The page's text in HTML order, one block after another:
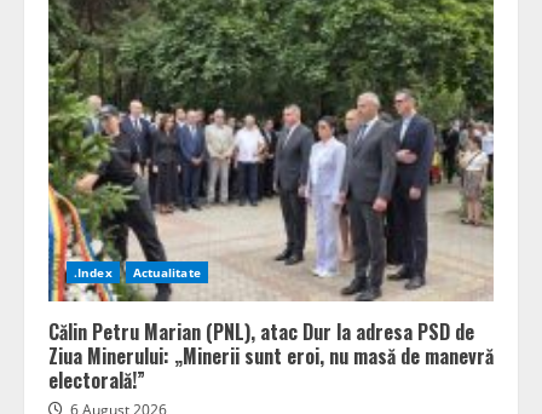
.Index Actualitate
Călin Petru Marian (PNL), atac Dur la adresa PSD de
Ziua Minerului: „Minerii sunt eroi, nu masă de manevră
electorală!”